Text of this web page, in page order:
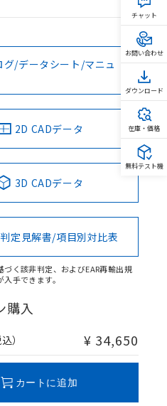
グ/データシート/マニュ
2D CADデータ
3D CADデータ
定見解書/項目別対比表
づく該非判定、およびEAR再輸出規
手できます。
購入
） ¥ 34,650
カートに追加
チャット
お問い合わせ
ダウンロード
在庫・価格
無料テスト機